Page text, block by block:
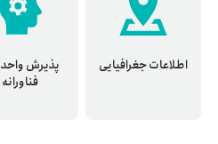
اطلاعات جغرافیایی
پذیرش
فناورانه